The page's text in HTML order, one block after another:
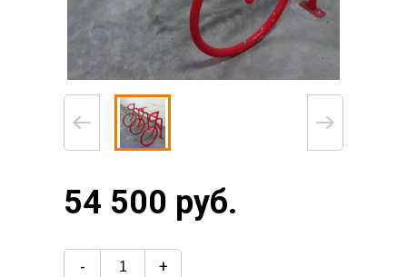
54 500 руб.
- +